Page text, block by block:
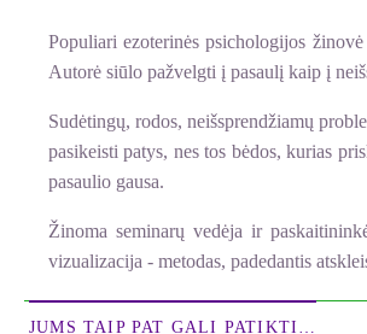
Populiari ezoterinės psichologijos
Autorė siūlo pažvelgti į pasaulį kaip į
Sudėtingų, rodos, neišsprendžiamų
pasikeisti patys, nes tos bėdos, kurias
pasaulio gausa.
Žinoma seminarų vedėja ir
vizualizacija - metodas, padedantis
JUMS TAIP PAT GALI PATIKTI…